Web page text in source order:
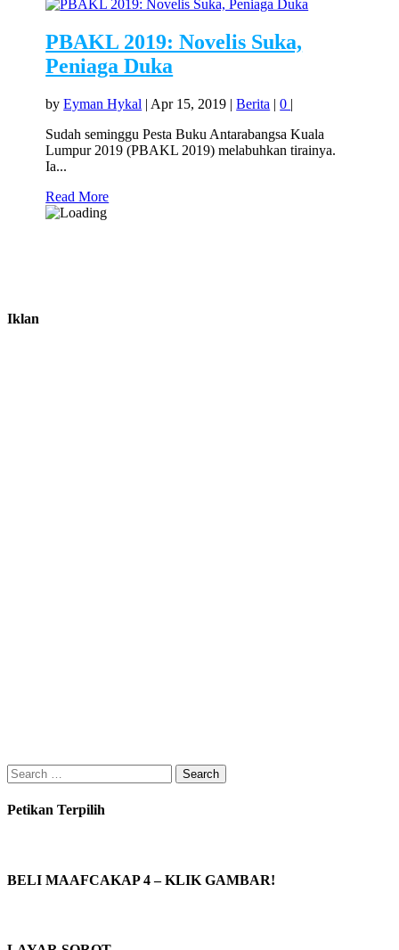
PBAKL 2019: Novelis Suka,
Peniaga Duka
byEyman Hykal | Apr 15, 2019 |Berita |0 |
Sudah seminggu Pesta Buku Antarabangsa Kuala
Lumpur 2019 (PBAKL 2019) melabuhkan tirainya.
Ia...
Read More
Iklan
Search
for:
Petikan Terpilih
BELI MAAFCAKAP 4 – KLIK GAMBAR!